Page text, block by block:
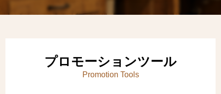
プライバシーポリシー
一般事業主行動計画
インクジェット印刷
プロモーションツール
取扱説明書
ソリューショントップ
文化財アーカイブ＆複製＆活用
複製原画
企業情報トッププロモーションツール
Promotion Tools